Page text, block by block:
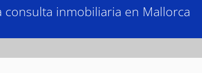
inmobiliaria en Mallorca